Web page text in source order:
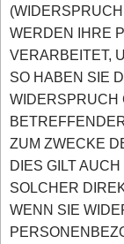
WERDEN IHRE
VERARBEITET,
SO HABEN SIE
WIDERSPRUCH
ZUM ZWECKE
DIES GILT
SOLCHER
WENN SIE